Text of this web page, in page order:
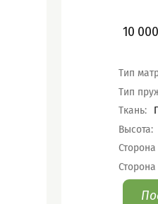
Цена
10 000
Тип
Тип
Ткань:
Высота:
Сторона